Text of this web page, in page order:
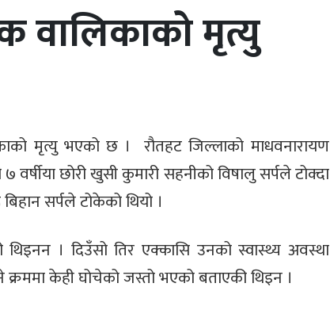
वालिकाको मृत्यु
मृत्यु भएको छ । रौतहट जिल्लाको माधवनारायण
छोरी खुसी कुमारी सहनीको विषालु सर्पले टोक्दा
सर्पले टोकेको थियो ।
। दिउँसो तिर एक्कासि उनको स्वास्थ्य अवस्था
केही घोचेको जस्तो भएको बताएकी थिइन ।